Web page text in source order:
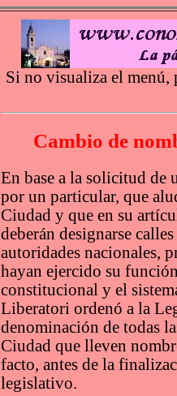
Si no visualiza el menú,
Cambio de
En base a la solicitud de
por un particular, que
Ciudad y que en su
deberán designarse
autoridades nacionales,
hayan ejercido su
constitucional y el
Liberatori ordenó a la
denominación de todas
Ciudad que lleven
facto, antes de la
legislativo.